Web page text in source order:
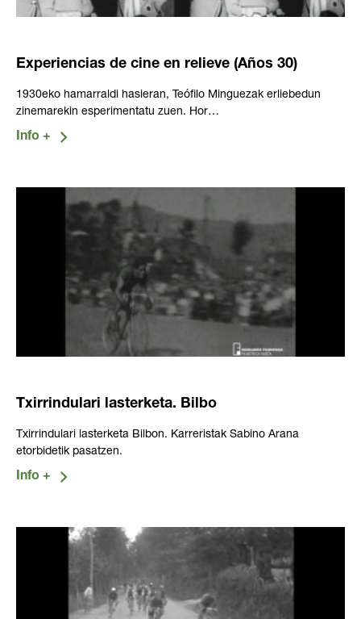
Experiencias de cine en relieve (Años 30)
1930eko hamarraldi hasieran, Teófilo Minguezak erliebedun
zinemarekin esperimentatu zuen. Hor…
Txirrindulari lasterketa. Bilbo
Txirrindulari lasterketa Bilbon. Karreristak Sabino Arana
etorbidetik pasatzen.